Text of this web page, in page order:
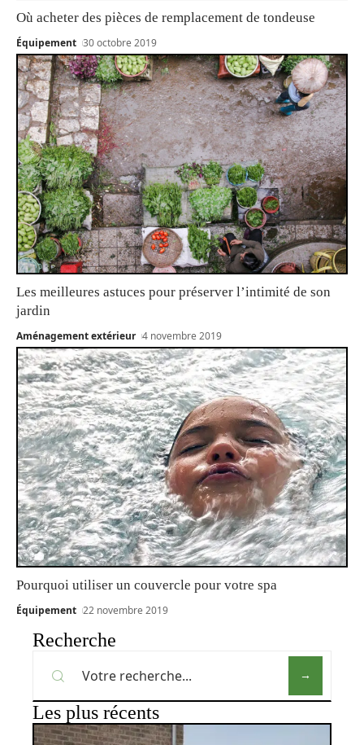
Où acheter des pièces de remplacement de tondeuse
Équipement 30 octobre 2019
Les meilleures astuces pour préserver l’intimité de son
jardin
Aménagement extérieur 4 novembre 2019
Pourquoi utiliser un couvercle pour votre spa
Équipement 22 novembre 2019
Recherche
Les plus récents